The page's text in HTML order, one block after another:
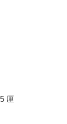
厘